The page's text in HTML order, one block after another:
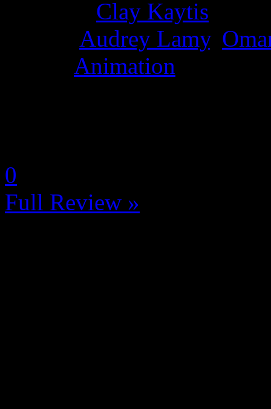
Clay Kaytis
Audrey Lamy,
Animation
0
Full Review »